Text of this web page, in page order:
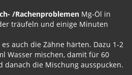
/Rachenproblemen Mg-Öl in
träufeln und einige Minuten
es auch die Zähne härten. Dazu 1-2
Wasser mischen, damit für 60
danach die Mischung ausspucken.